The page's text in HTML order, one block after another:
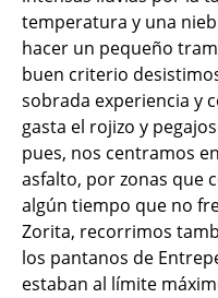
temperatura y una
hacer un pequeño
buen criterio
sobrada experiencia y
gasta el rojizo y
pues, nos centramos
asfalto, por zonas que
algún tiempo que no
Zorita, recorrimos
los pantanos de
estaban al límite